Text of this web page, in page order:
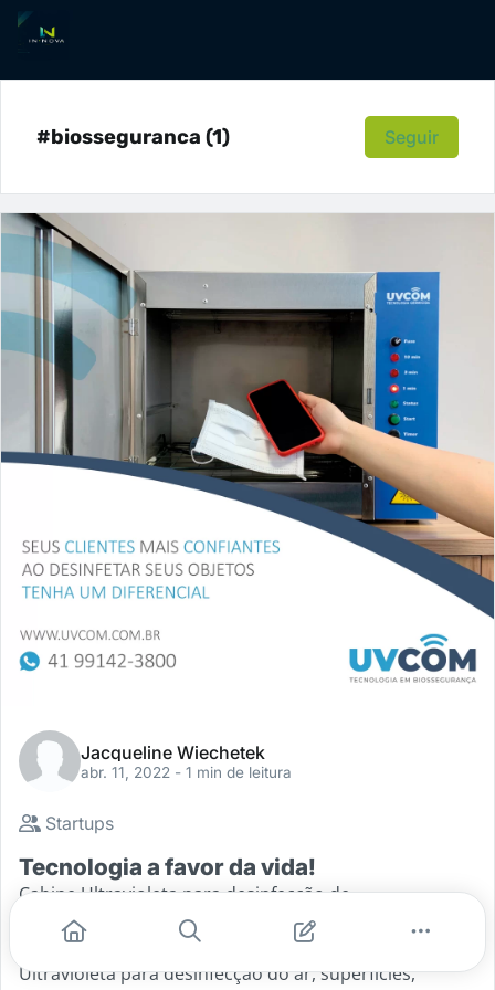
#biosseguranca (1) Seguir
Jacqueline Wiechetek
abr. 11, 2022 - 1 min de leitura
Startups
Tecnologia a favor da vida!
Cabine Ultravioleta para desinfecção de
objetos.Empresa Curitibana, com foco em soluções
para o mercado de BiossegurançaTecnologia
Ultravioleta para desinfecção do ar, superfícies,